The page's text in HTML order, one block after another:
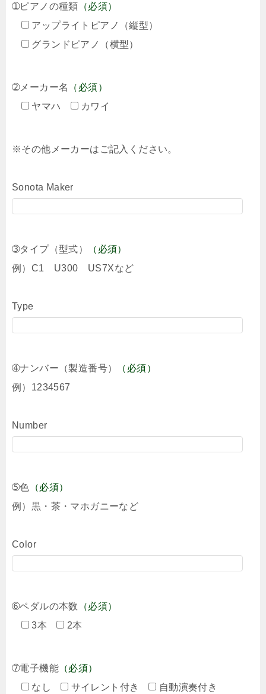
➀ピアノの種類 （必須）
アップライトピアノ（縦型）
グランドピアノ（横型）
➁メーカー名
（必須）
ヤマハ
カワイ
※その他メーカーはご記入ください。
Sonota Maker
➂タイプ（型式）
（必須）
例）C1 U300 US7Xなど
Type
➃ナンバー（製造番号）
（必須）
例）1234567
Number
➄色 （必須）
例）黒・茶・マホガニーなど
Color
➅ペダルの本数
（必須）
3本
2本
➆電子機能 （必須）
なし
サイレント付き 自動演奏付き